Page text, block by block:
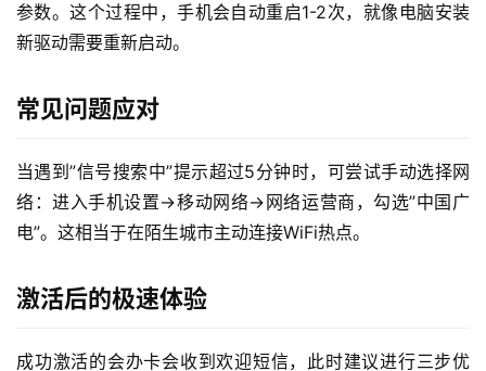
首
页
流
卡
宽
随
W
参数。这个过程中，手机会自动重启1-2次，就像电脑安装
新驱动需要重新启动。
常见问题应对
当遇到”信号搜索中”提示超过5分钟时，可尝试手动选择网
络：进入手机设置→移动网络→网络运营商，勾选”中国广
电”。这相当于在陌生城市主动连接WiFi热点。
激活后的极速体验
成功激活的会办卡会收到欢迎短信，此时建议进行三步优